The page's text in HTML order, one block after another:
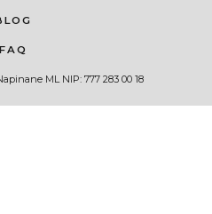
FAQ
ML NIP: 777 283 00 18